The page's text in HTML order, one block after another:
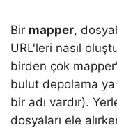
Bir mapper,
URL'leri nasıl
birden çok
bulut depolama
bir adı vardır).
dosyaları ele